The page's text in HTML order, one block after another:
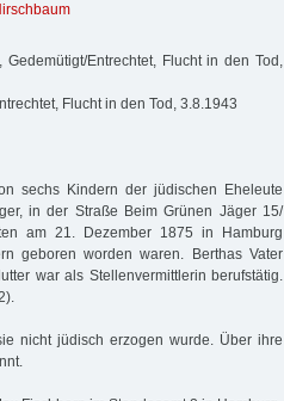
Entrechtet, Flucht in den Tod,
Flucht in den Tod, 3.8.1943
sechs Kindern der jüdischen Eheleute
in der Straße Beim Grünen Jäger 15/
am 21. Dezember 1875 in Hamburg
geboren worden waren. Berthas Vater
war als Stellenvermittlerin berufstätig.
nicht jüdisch erzogen wurde. Über ihre